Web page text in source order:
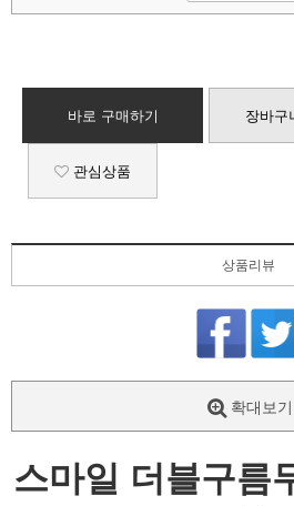
바로 구매하기 장바구
관심상품
상품리뷰
확대보기
스마일 더블구름